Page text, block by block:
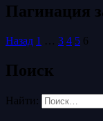
Пагинация
Назад 1 … 3 4 5 6
Поиск
Найти: